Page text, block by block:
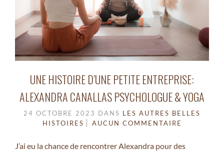
UNE HISTOIRE D’UNE PETITE ENTREPRISE:
ALEXANDRA CANALLAS PSYCHOLOGUE & YOGA
24 OCTOBRE 2023 DANS LES AUTRES BELLES
HISTOIRES
AUCUN COMMENTAIRE
J’ai eu la chance de rencontrer Alexandra pour des